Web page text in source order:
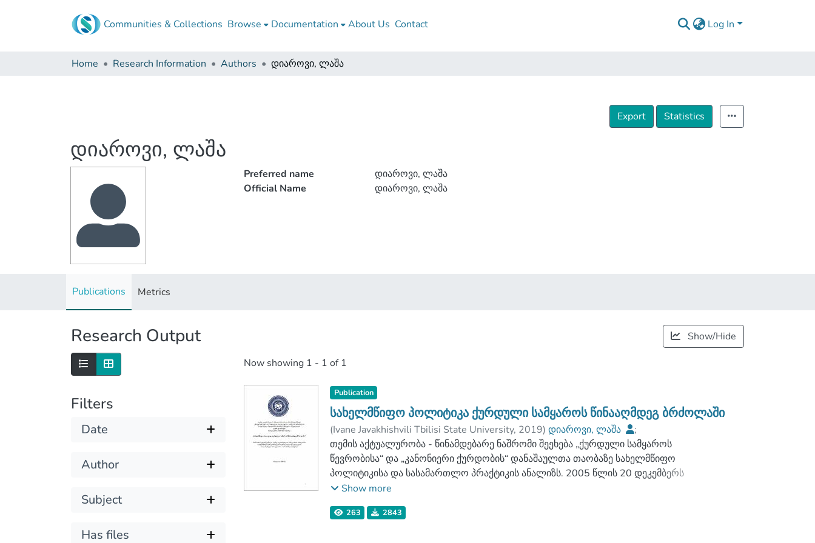
Communities & Collections Browse Documentation About Us Contact Log In
Home Research Information Authors დიაროვი, ლაშა
Export Statistics
დიაროვი, ლაშა
Preferred name
დიაროვი, ლაშა
Official Name
დიაროვი, ლაშა
Publications Metrics
Research Output Show/Hide
Filters
Date
Author
Subject
Has files
Now showing 1 - 1 of 1
Publication
სახელმწიფო პოლიტიკა ქურდული სამყაროს წინააღმდეგ ბრძოლაში
(Ivane Javakhishvili Tbilisi State University, 2019)დიაროვი, ლაშა
;
შალიკაშვილი, მორის
;Faculty of Law ;Ivane Javakhishvili Tbilisi State University
თემის აქტუალურობა - წინამდებარე ნაშრომი შეეხება „ქურდული სამყაროს
წევრობისა“ და „კანონიერი ქურდობის“ დანაშაულთა თაობაზე სახელმწიფო
პოლიტიკისა და სასამართლო პრაქტიკის ანალიზს. 2005 წლის 20 დეკემბერს
საქართველოს პრეზიდენტის მიერ ინიცირებულ იქნა საკანონმდებლო
სამართლის კოდექსში შევიდა ცვლილებები და კოდექსს დაემატა სისხლის
Show more
263 2843